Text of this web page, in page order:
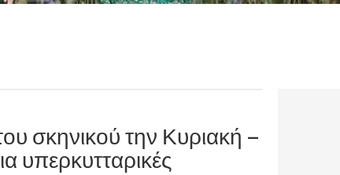
σκηνικού την Κυριακή –
υπερκυτταρικές